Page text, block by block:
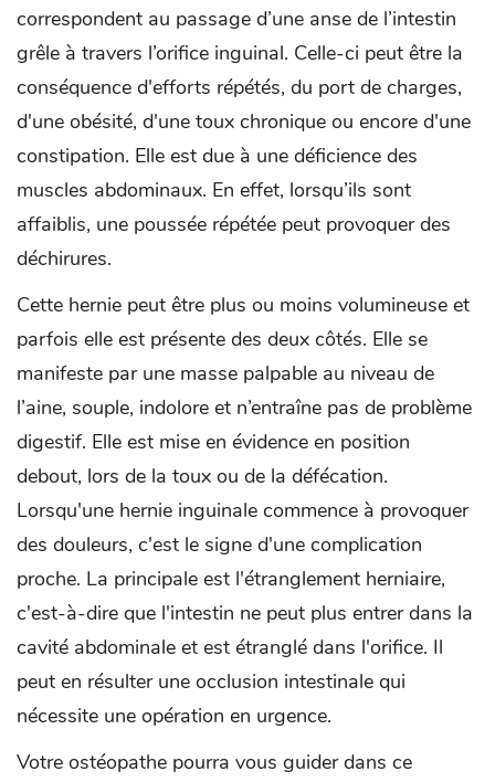
correspondent au passage d’une anse de l’intestin
grêle à travers l’orifice inguinal. Celle-ci peut être la
conséquence d'efforts répétés, du port de charges,
d'une obésité, d'une toux chronique ou encore d'une
constipation. Elle est due à une déficience des
muscles abdominaux. En effet, lorsqu’ils sont
affaiblis, une poussée répétée peut provoquer des
déchirures.
Cette hernie peut être plus ou moins volumineuse et
parfois elle est présente des deux côtés. Elle se
manifeste par une masse palpable au niveau de
l’aine, souple, indolore et n’entraîne pas de problème
digestif. Elle est mise en évidence en position
debout, lors de la toux ou de la défécation.
Lorsqu'une hernie inguinale commence à provoquer
des douleurs, c'est le signe d'une complication
proche. La principale est l'étranglement herniaire,
c'est-à-dire que l'intestin ne peut plus entrer dans la
cavité abdominale et est étranglé dans l'orifice. Il
peut en résulter une occlusion intestinale qui
nécessite une opération en urgence.
Votre ostéopathe pourra vous guider dans ce